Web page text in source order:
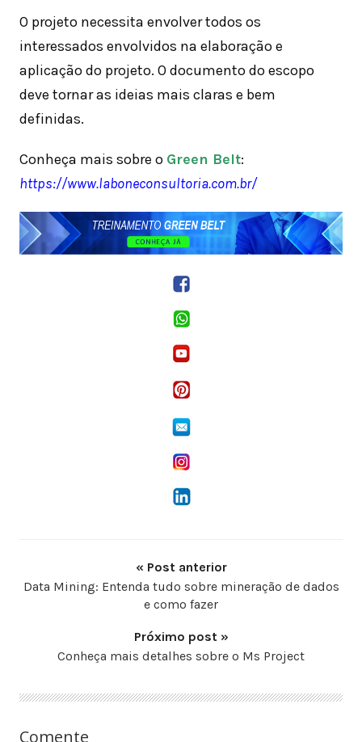
O projeto necessita envolver todos os
interessados envolvidos na elaboração e
aplicação do projeto. O documento do escopo
deve tornar as ideias mais claras e bem
definidas.
Conheça mais sobre o Green Belt:
https://www.laboneconsultoria.com.br/
« Post anterior
Data Mining: Entenda tudo sobre mineração de dados
e como fazer
Próximo post »
Conheça mais detalhes sobre o Ms Project
Comente